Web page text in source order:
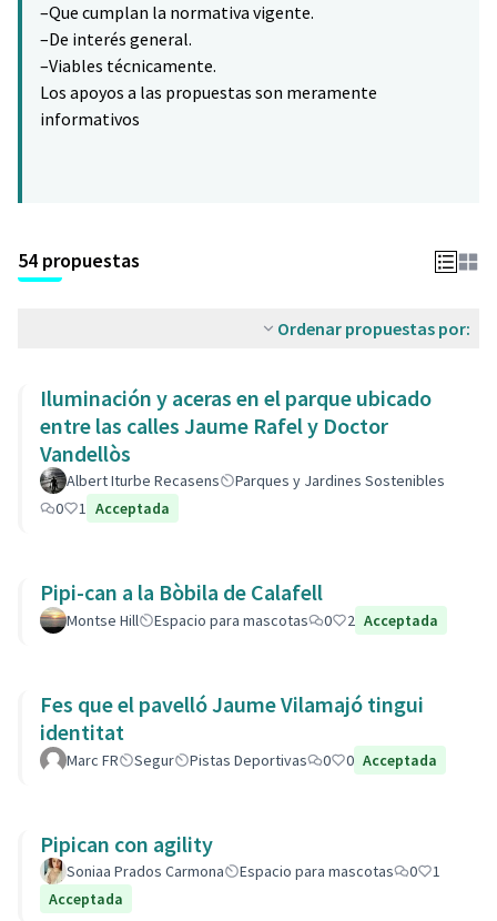
–Que cumplan la normativa vigente.
–De interés general.
–Viables técnicamente.
Los apoyos a las propuestas son meramente
informativos
54 propuestas
Ordenar propuestas por:
Iluminación y aceras en el parque ubicado
entre las calles Jaume Rafel y Doctor
Vandellòs
Albert Iturbe Recasens
Parques y Jardines Sostenibles
0
1 Acceptada
Pipi-can a la Bòbila de Calafell
Montse Hill Espacio para mascotas 0 2 Acceptada
Fes que el pavelló Jaume Vilamajó tingui
identitat
Marc FR Segur Pistas Deportivas 0 0 Acceptada
Pipican con agility
Soniaa Prados Carmona Espacio para mascotas 0
1
Acceptada